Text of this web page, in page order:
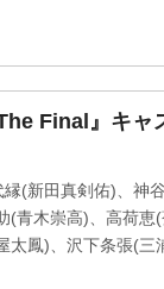
Final』キャ
縁(新田真剣佑)、神
青木崇高)、高荷恵(
太鳳)、沢下条張(三